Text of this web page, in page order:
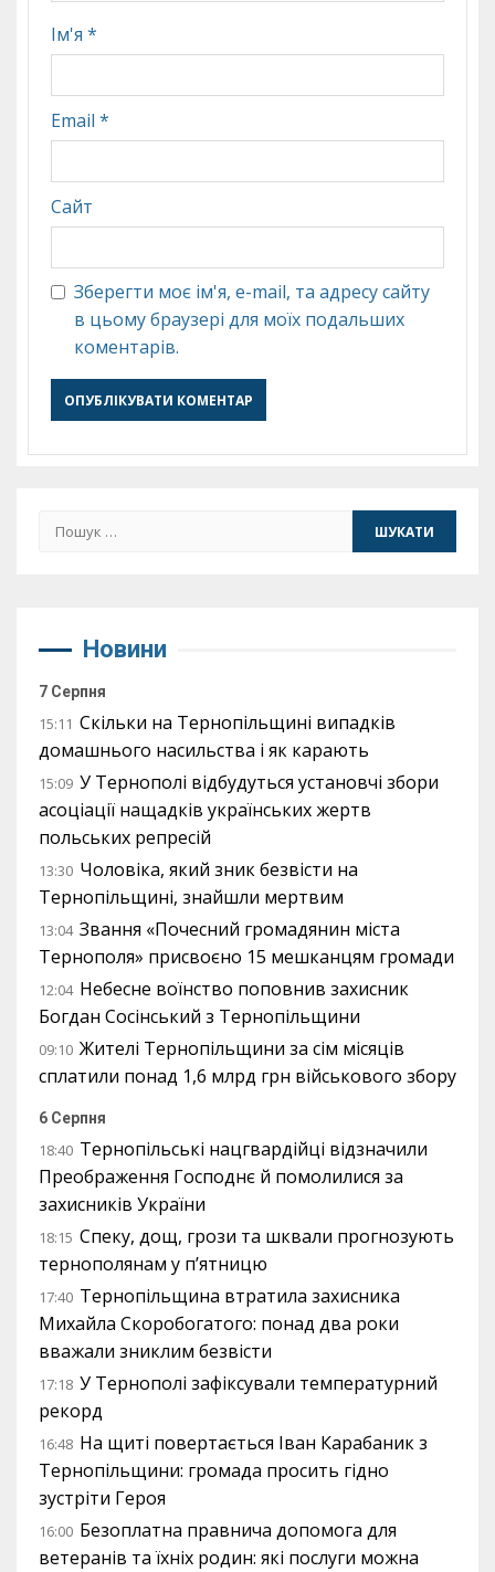
Ім'я *
Email *
Сайт
Зберегти моє ім'я, e-mail, та адресу сайту
в цьому браузері для моїх подальших
коментарів.
Пошук:
Новини
7 Серпня
15:11 Скільки на Тернопільщині випадків
домашнього насильства і як карають
15:09 У Тернополі відбудуться установчі збори
асоціації нащадків українських жертв
польських репресій
13:30 Чоловіка, який зник безвісти на
Тернопільщині, знайшли мертвим
13:04 Звання «Почесний громадянин міста
Тернополя» присвоєно 15 мешканцям громади
12:04 Небесне воїнство поповнив захисник
Богдан Сосінський з Тернопільщини
09:10 Жителі Тернопільщини за сім місяців
сплатили понад 1,6 млрд грн військового збору
6 Серпня
18:40 Тернопільські нацгвардійці відзначили
Преображення Господнє й помолилися за
захисників України
18:15 Спеку, дощ, грози та шквали прогнозують
тернополянам у п’ятницю
17:40 Тернопільщина втратила захисника
Михайла Скоробогатого: понад два роки
вважали зниклим безвісти
17:18 У Тернополі зафіксували температурний
рекорд
16:48 На щиті повертається Іван Карабаник з
Тернопільщини: громада просить гідно
зустріти Героя
16:00 Безоплатна правнича допомога для
ветеранів та їхніх родин: які послуги можна